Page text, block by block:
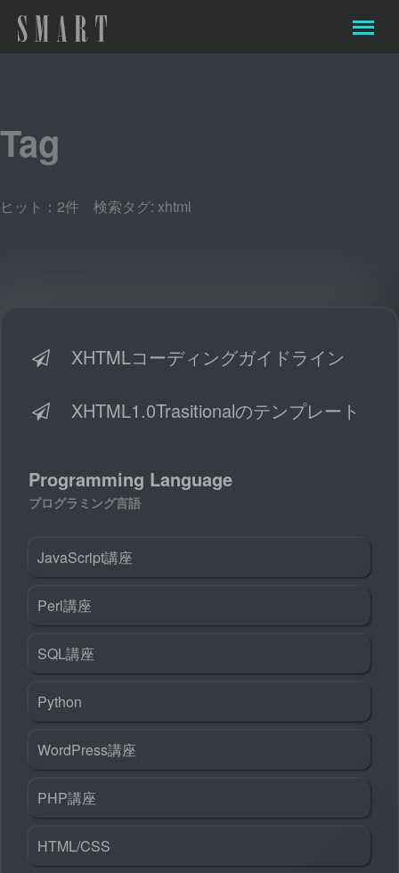
Tag
ヒット：2件 検索タグ: xhtml
XHTMLコーディングガイドライン
XHTML1.0Trasitionalのテンプレート
Programming Language
プログラミング言語
JavaScript講座
Perl講座
SQL講座
Python
WordPress講座
PHP講座
HTML/CSS